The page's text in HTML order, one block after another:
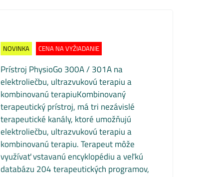
NOVINKA CENA NA VYŽIADANIE
Prístroj PhysioGo 300A / 301A na
elektroliečbu, ultrazvukovú terapiu a
kombinovanú terapiuKombinovaný
terapeutický prístroj, má tri nezávislé
terapeutické kanály, ktoré umožňujú
elektroliečbu, ultrazvukovú terapiu a
kombinovanú terapiu. Terapeut môže
využívať vstavanú encyklopédiu a veľkú
databázu 204 terapeutických programov,